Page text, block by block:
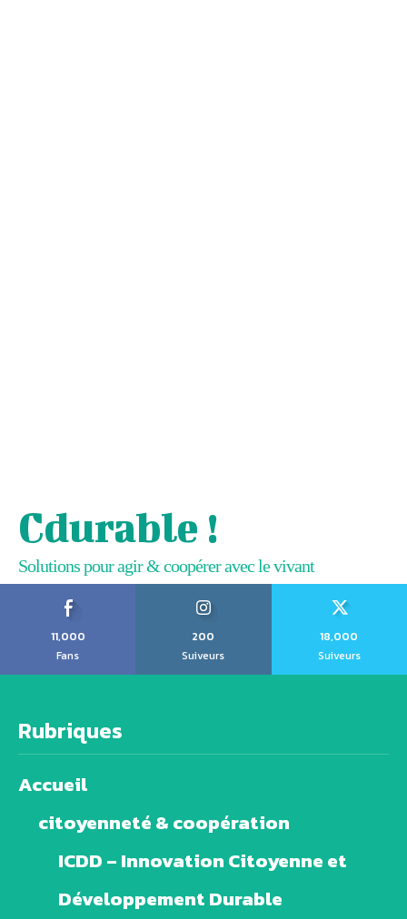
Cdurable !
Solutions pour agir & coopérer avec le vivant
11,000
Fans
200
Suiveurs
18,000
Suiveurs
Rubriques
Accueil
citoyenneté & coopération
ICDD – Innovation Citoyenne et
Développement Durable